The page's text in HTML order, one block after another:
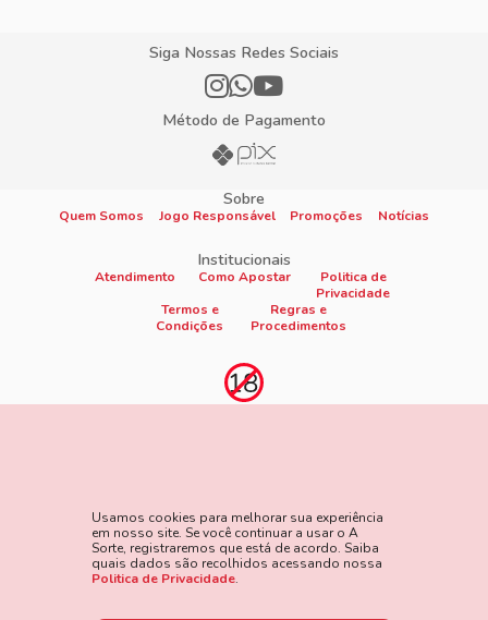
Usamos cookies para melhorar sua experiência
em nosso site. Se você continuar a usar o A
Sorte, registraremos que está de acordo. Saiba
quais dados são recolhidos acessando nossa
Politica de Privacidade.
Siga Nossas Redes Sociais
Método de Pagamento
Sobre
Quem Somos Jogo Responsável Promoções Notícias
Institucionais
Atendimento Como Apostar
Politica de
Privacidade
Termos e
Condições
Regras e
Procedimentos
perdas financeiras e em excesso podem causar riscos à saúde.
Veja nossa página de Jogo Responsável para mais detalhes e
as ferramentas disponíveis. Jogue com responsabilidade:
www.gamblersanonymous.orgAcesse aqui os Termos e
Condições do site.